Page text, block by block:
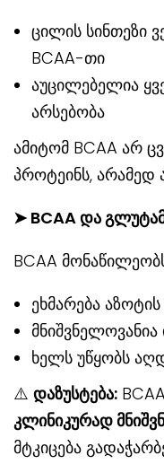
ცილის სინთეზი
BCAA-თი
აუცილებელია
არსებობა
ამიტომ BCAA არ
პროტეინს, არამედ
➤ BCAA და
BCAA
ეხმარება
მნიშვნელოვანია
ხელს უწყობს
⚠️ დაზუსტება: BCAA
კლინიკურად
მტკიცება